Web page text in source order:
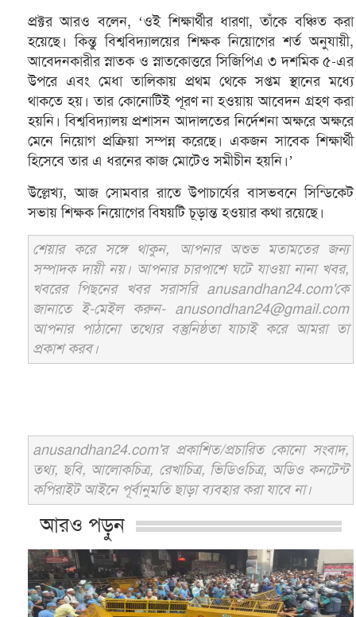
প্রক্টর আরও বলেন, ‘ওই শিক্ষার্থীর ধারণা, তাঁকে বঞ্চিত করা
হয়েছে। কিন্তু বিশ্ববিদ্যালয়ের শিক্ষক নিয়োগের শর্ত অনুযায়ী,
আবেদনকারীর স্নাতক ও স্নাতকোত্তরে সিজিপিএ ৩ দশমিক ৫-এর
উপরে এবং মেধা তালিকায় প্রথম থেকে সপ্তম স্থানের মধ্যে
থাকতে হয়। তার কোনোটিই পূরণ না হওয়ায় আবেদন গ্রহণ করা
হয়নি। বিশ্ববিদ্যালয় প্রশাসন আদালতের নির্দেশনা অক্ষরে অক্ষরে
মেনে নিয়োগ প্রক্রিয়া সম্পন্ন করেছে। একজন সাবেক শিক্ষার্থী
হিসেবে তার এ ধরনের কাজ মোটেও সমীচীন হয়নি।’
উল্লেখ্য, আজ সোমবার রাতে উপাচার্যের বাসভবনে সিন্ডিকেট
সভায় শিক্ষক নিয়োগের বিষয়টি চূড়ান্ত হওয়ার কথা রয়েছে।
শেয়ার করে সঙ্গে থাকুন, আপনার অশুভ মতামতের জন্য
সম্পাদক দায়ী নয়। আপনার চারপাশে ঘটে যাওয়া নানা খবর,
খবরের পিছনের খবর সরাসরি anusandhan24.com'কে
জানাতে ই-মেইল করুন- anusondhan24@gmail.com
আপনার পাঠানো তথ্যের বস্তুনিষ্ঠতা যাচাই করে আমরা তা
প্রকাশ করব।
anusandhan24.com'র প্রকাশিত/প্রচারিত কোনো সংবাদ,
তথ্য, ছবি, আলোকচিত্র, রেখাচিত্র, ভিডিওচিত্র, অডিও কনটেন্ট
কপিরাইট আইনে পূর্বানুমতি ছাড়া ব্যবহার করা যাবে না।
আরও পড়ুন